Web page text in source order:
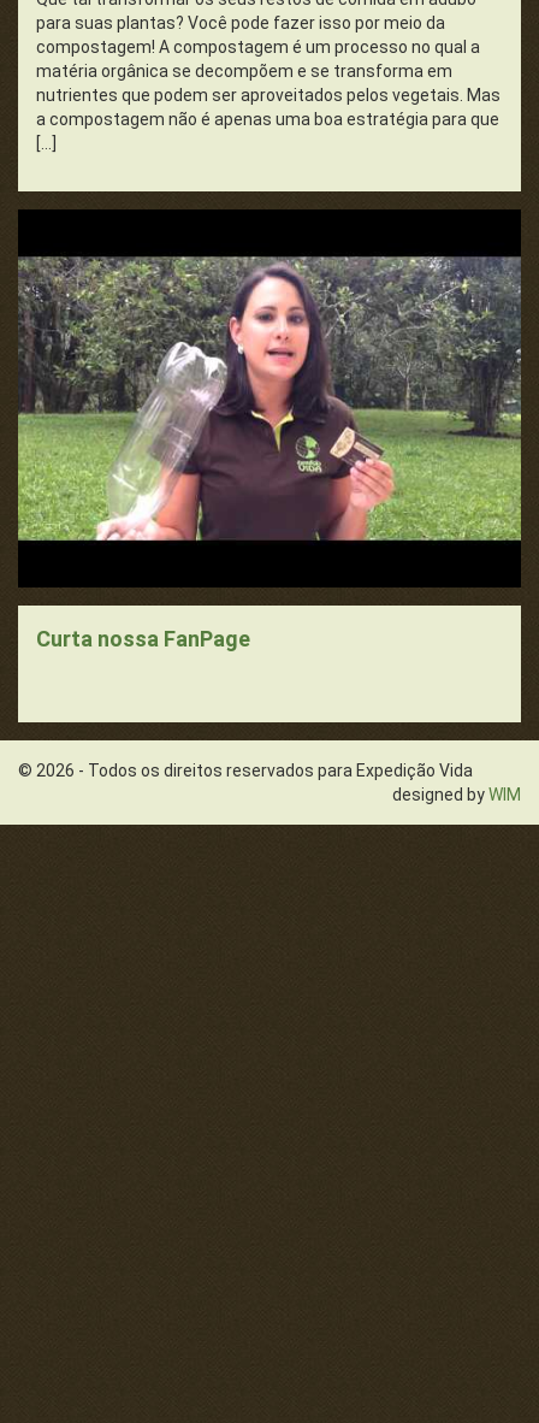
Publicidade e Propaganda
Saúde e Cidadania
para suas plantas? Você pode fazer isso por meio da
compostagem! A compostagem é um processo no qual a
matéria orgânica se decompõem e se transforma em
nutrientes que podem ser aproveitados pelos vegetais. Mas
a compostagem não é apenas uma boa estratégia para que
[…]
Curta nossa FanPage
© 2026 - Todos os direitos reservados para Expedição Vida
designed byWIM